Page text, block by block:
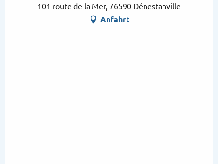
101 route de la Mer, 76590 Dénestanville
Anfahrt